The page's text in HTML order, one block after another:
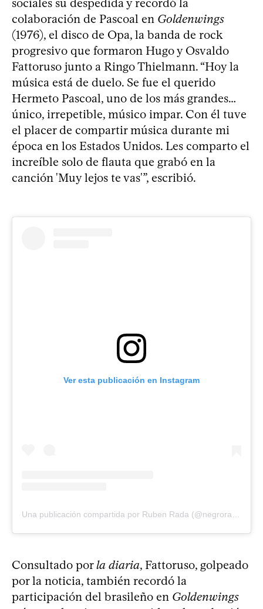
colaboración de Pascoal en Goldenwings
(1976), el disco de Opa, la banda de rock
progresivo que formaron Hugo y Osvaldo
Fattoruso junto a Ringo Thielmann. “Hoy la
música está de duelo. Se fue el querido
Hermeto Pascoal, uno de los más grandes…
único, irrepetible, músico impar. Con él tuve
el placer de compartir música durante mi
época en los Estados Unidos. Les comparto el
increíble solo de flauta que grabó en la
canción 'Muy lejos te vas'”, escribió.
Ver esta publicación en Instagram
Consultado porla diaria, Fattoruso, golpeado
por la noticia, también recordó la
participación del brasileño en Goldenwings